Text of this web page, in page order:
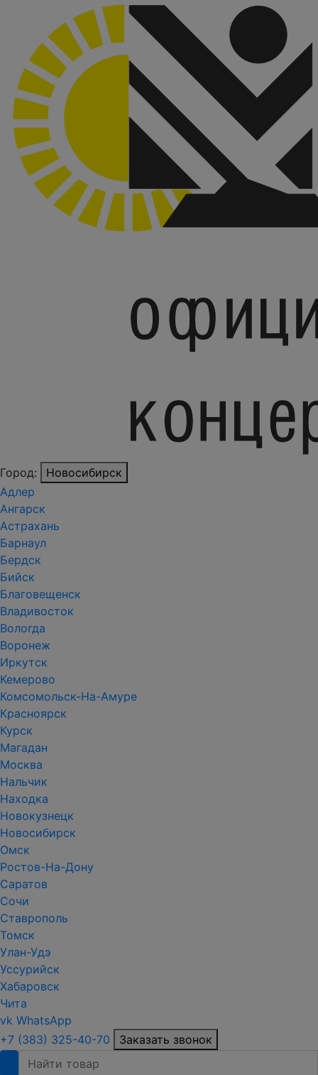
Город:
Новосибирск
Адлер
Ангарск
Астрахань
Барнаул
Бердск
Бийск
Благовещенск
Владивосток
Вологда
Воронеж
Иркутск
Кемерово
Комсомольск-На-Амуре
Красноярск
Курск
Магадан
Москва
Нальчик
Находка
Новокузнецк
Новосибирск
Омск
Ростов-На-Дону
Саратов
Сочи
Ставрополь
Томск
Улан-Удэ
Уссурийск
Хабаровск
Чита
vk WhatsApp
+7 (383) 325-40-70
Заказать звонок